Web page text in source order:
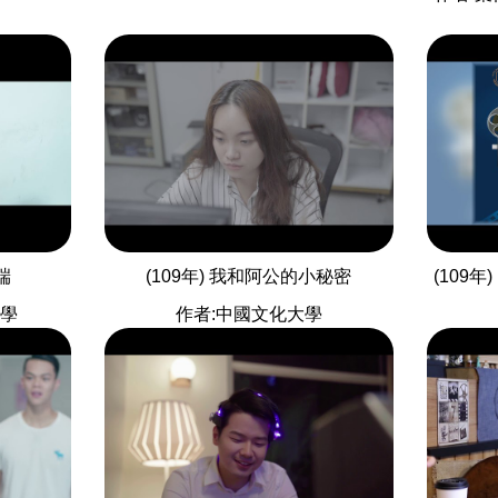
(109年) 我和阿公的小秘密
作者:中國文化大學
(109年)